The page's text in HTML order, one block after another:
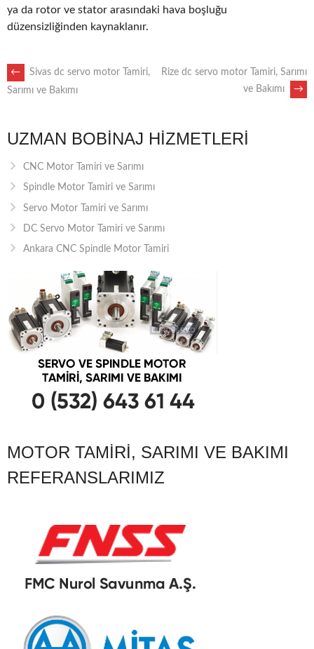
ya da rotor ve stator arasındaki hava boşluğu
düzensizliğinden kaynaklanır.
POST
←
Sivas dc servo motor Tamiri,
Sarımı ve Bakımı
Rize dc servo motor Tamiri, Sarımı
ve Bakımı
→
UZMAN BOBINAJ HIZMETLERI
CNC Motor Tamiri ve Sarımı
Spindle Motor Tamiri ve Sarımı
Servo Motor Tamiri ve Sarımı
DC Servo Motor Tamiri ve Sarımı
Ankara CNC Spindle Motor Tamiri
MOTOR TAMIRI, SARIMI VE BAKIMI
REFERANSLARIMIZ